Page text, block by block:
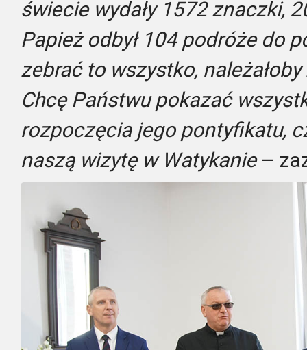
świecie wydały 1572 znaczki,
Papież odbył 104 podróże do
zebrać to wszystko, należałoby
Chcę Państwu pokazać
rozpoczęcia jego pontyfikatu,
naszą wizytę w Watykanie–